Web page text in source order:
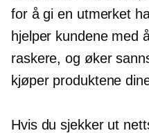
for å gi en utmerket
hjelper kundene med
raskere, og øker
kjøper produktene
Hvis du sjekker ut